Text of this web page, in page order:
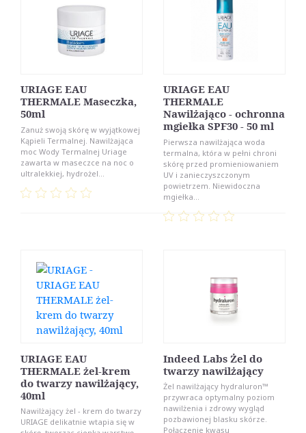
URIAGE EAU
THERMALE Maseczka,
50ml
Zanuż swoją skórę w wyjątkowej
Kąpieli Termalnej. Nawilżająca
moc Wody Termalnej Uriage
zawarta w maseczce na noc o
ultralekkiej, hydrożel...
URIAGE EAU
THERMALE
Nawilżająco - ochronna
mgiełka SPF30 - 50 ml
Pierwsza nawilżająca woda
termalna, która w pełni chroni
skórę przed promieniowaniem
UV i zanieczyszczonym
powietrzem. Niewidoczna
mgiełka...
URIAGE EAU
THERMALE żel-krem
do twarzy nawilżający,
40ml
Nawilżający żel - krem do twarzy
URIAGE delikatnie wtapia się w
Indeed Labs Żel do
twarzy nawilżający
Żel nawilżający hydraluron™
przywraca optymalny poziom
nawilżenia i zdrowy wygląd
pozbawionej blasku skórze.
Połączenie kwasu